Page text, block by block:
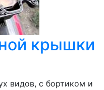
крышки
видов, с бортиком и